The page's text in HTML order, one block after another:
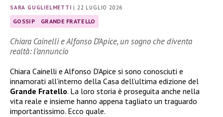
SARA GUGLIELMETTI |22 LUGLIO 2026
GOSSIP GRANDE FRATELLO
Chiara Cainelli e Alfonso D’Apice, un sogno che diventa
realtà: l’annuncio
Chiara Cainelli e Alfonso D’Apice si sono conosciuti e
innamorati all’interno della Casa dell’ultima edizione del
Grande Fratello. La loro storia è proseguita anche nella
vita reale e insieme hanno appena tagliato un traguardo
importantissimo. Ecco quale.